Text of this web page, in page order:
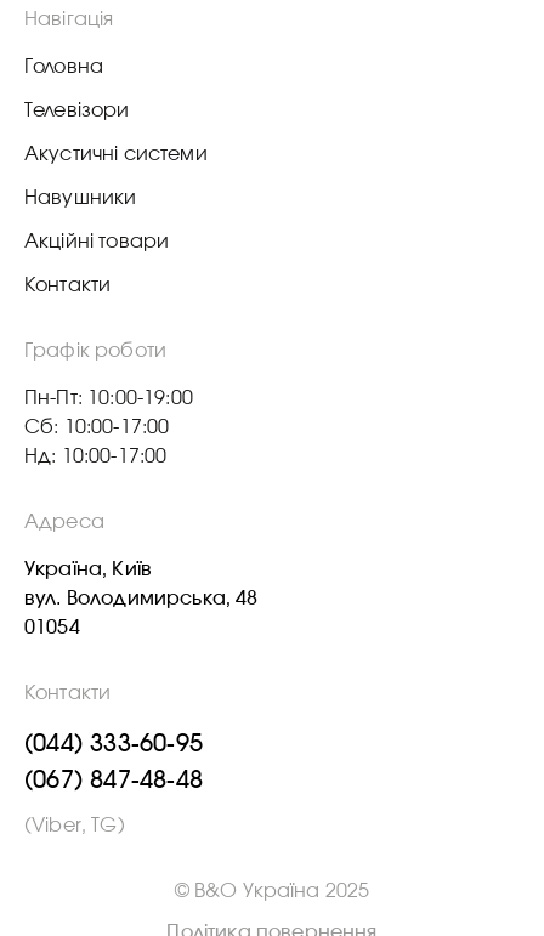
Навігація
Головна
Телевізори
Акустичні системи
Навушники
Акційні товари
Контакти
Графік роботи
Пн-Пт: 10:00-19:00
Сб: 10:00-17:00
Нд: 10:00-17:00
Адреса
Україна, Київ
вул. Володимирська, 48
01054
Контакти
(044) 333-60-95
(067) 847-48-48
(Viber, TG)
© B&O Україна 2025
Політика повернення